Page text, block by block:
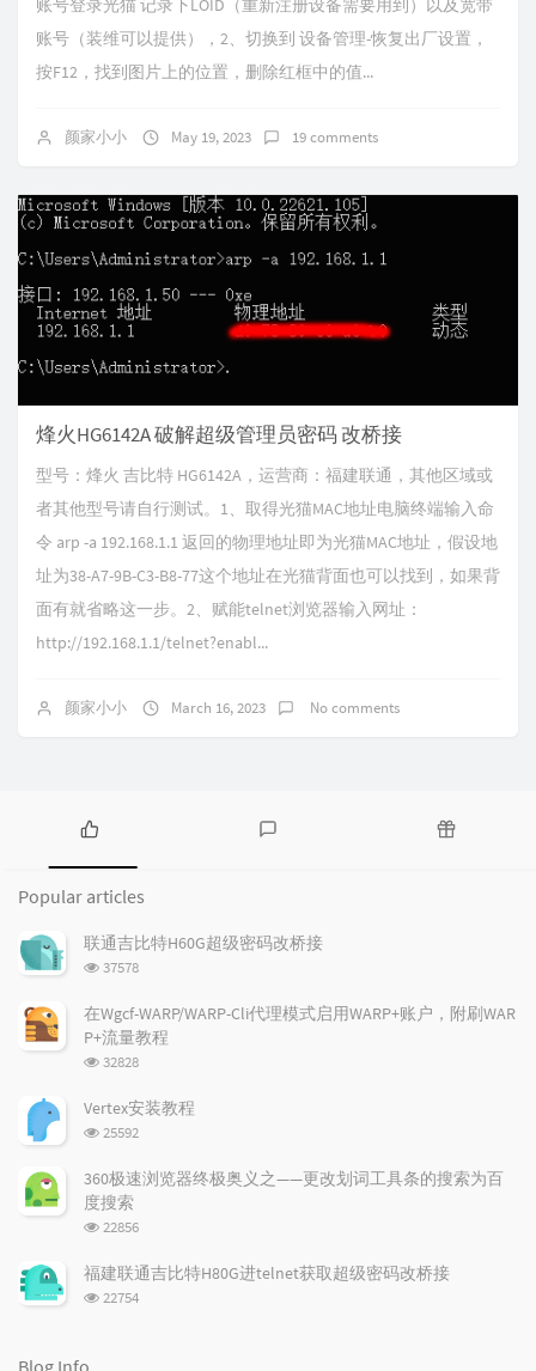
账号登录光猫 记录下LOID（重新注册设备需要用到）以及宽带
账号（装维可以提供），2、切换到 设备管理-恢复出厂设置，
按F12，找到图片上的位置，删除红框中的值...
颜家小小 May 19, 2023 19 comments
烽火HG6142A 破解超级管理员密码 改桥接
型号：烽火 吉比特 HG6142A，运营商：福建联通，其他区域或
者其他型号请自行测试。1、取得光猫MAC地址电脑终端输入命
令 arp -a 192.168.1.1 返回的物理地址即为光猫MAC地址，假设地
址为38-A7-9B-C3-B8-77这个地址在光猫背面也可以找到，如果背
面有就省略这一步。2、赋能telnet浏览器输入网址：
http://192.168.1.1/telnet?enabl...
颜家小小 March 16, 2023 No comments
P
p
u
l
r
a
r
i
c
e
s
e
s
c
o
s
a
s
Popular articles
联通吉比特H60G超级密码改桥接
浏
次
数:
37578
在Wgcf-WARP/WARP-Cli代理模式启用WARP+账户，附刷WAR
P+流量教程
浏
次
32828
Vertex安装教程
浏
次
数:
25592
360极速浏览器终极奥义之——更改划词工具条的搜索为百
度搜索
浏
次
数:
22856
福建联通吉比特H80G进telnet获取超级密码改桥接
浏
22754
Blog Info